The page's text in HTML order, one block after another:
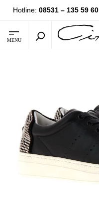
Hotline: 08531 – 135 59 60
MENU